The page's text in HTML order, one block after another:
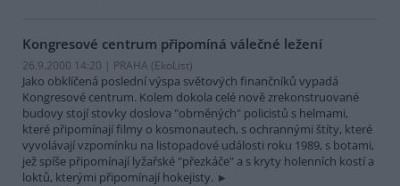
Kongresové centrum připomíná válečné ležení
26.9.2000 14:20 | PRAHA (EkoList)
Jako obklíčená poslední výspa světových finančníků vypadá
Kongresové centrum. Kolem dokola celé nově zrekonstruované
budovy stojí stovky doslova "obrněných" policistů s helmami,
které připomínají filmy o kosmonautech, s ochrannými štíty, které
vyvolávají vzpomínku na listopadové události roku 1989, s botami,
jež spíše připomínají lyžařské "přezkáče" a s kryty holenních kostí a
loktů, kterými připomínají hokejisty.